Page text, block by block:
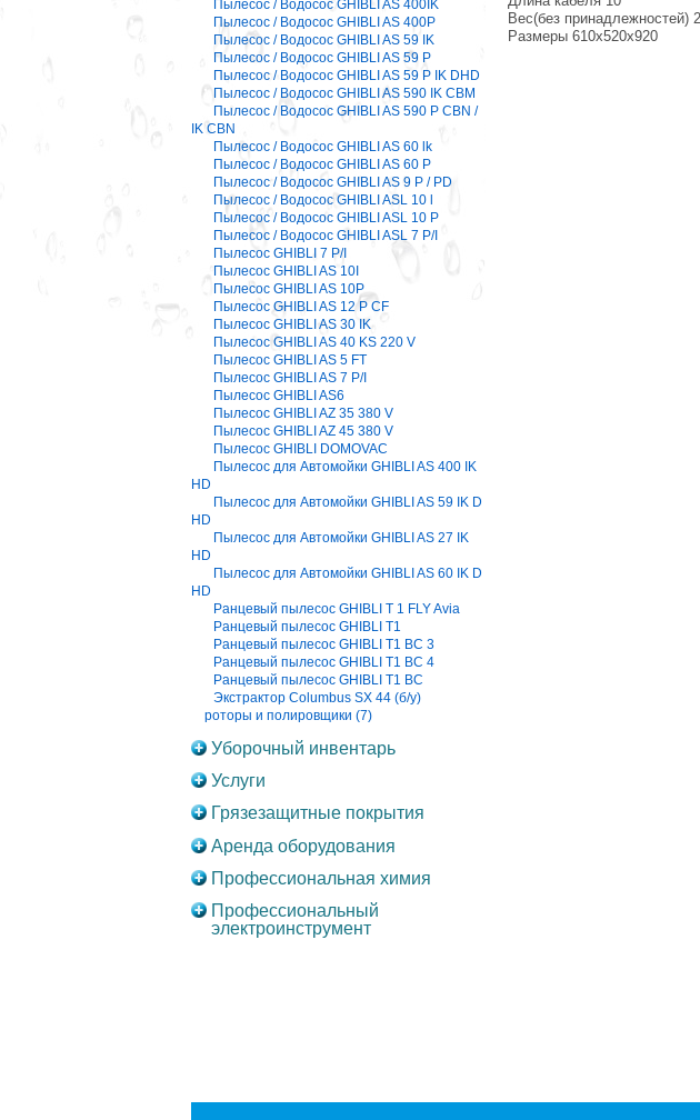
Пылесос / Водосос GHIBLI AS 400IK
Пылесос / Водосос GHIBLI AS 400P
Пылесос / Водосос GHIBLI AS 59 IK
Пылесос / Водосос GHIBLI AS 59 P
Пылесос / Водосос GHIBLI AS 59 P IK DHD
Пылесос / Водосос GHIBLI AS 590 IK CBM
Пылесос / Водосос GHIBLI AS 590 P CBN /
IK CBN
Пылесос / Водосос GHIBLI AS 60 lk
Пылесос / Водосос GHIBLI AS 60 P
Пылесос / Водосос GHIBLI AS 9 P / PD
Пылесос / Водосос GHIBLI ASL 10 l
Пылесос / Водосос GHIBLI ASL 10 P
Пылесос / Водосос GHIBLI ASL 7 P/I
Пылесос GHIBLI 7 P/I
Пылесос GHIBLI AS 10I
Пылесос GHIBLI AS 10P
Пылесос GHIBLI AS 12 P CF
Пылесос GHIBLI AS 30 IK
Пылесос GHIBLI AS 40 KS 220 V
Пылесос GHIBLI AS 5 FT
Пылесос GHIBLI AS 7 P/I
Пылесос GHIBLI AS6
Пылесос GHIBLI AZ 35 380 V
Пылесос GHIBLI AZ 45 380 V
Пылесос GHIBLI DOMOVAC
Пылесос для Автомойки GHIBLI AS 400 IK
HD
Пылесос для Автомойки GHIBLI AS 59 IK D
HD
Пылесос для Автомойки GHIBLI AS 27 IK
HD
Пылесос для Автомойки GHIBLI AS 60 IK D
HD
Ранцевый пылесос GHIBLI T 1 FLY Avia
Ранцевый пылесос GHIBLI T1
Ранцевый пылесос GHIBLI T1 BC 3
Ранцевый пылесос GHIBLI T1 BC 4
Ранцевый пылесос GHIBLI T1 BC
Экстрактор Columbus SX 44 (б/у)
роторы и полировщики (7)
Уборочный инвентарь
Услуги
Грязезащитные покрытия
Аренда оборудования
Профессиональная химия
Профессиональный
электроинструмент
Вес(без принадлежностей)
Размеры 610х520х920